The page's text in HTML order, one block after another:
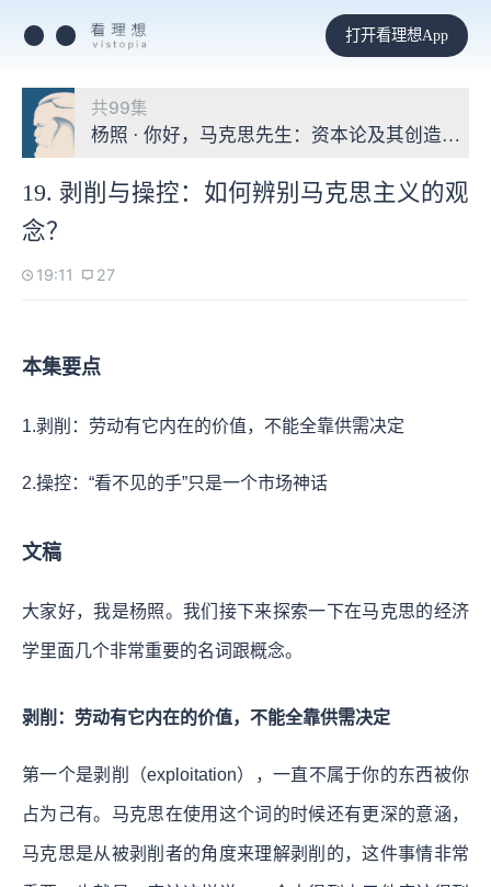
打开看理想App
共99集
杨照 · 你好，马克思先生：资本论及其创造的世
19. 剥削与操控：如何辨别马克思主义的观
念？
19:11 27
本集要点
1.剥削：劳动有它内在的价值，不能全靠供需决定
2.操控：“看不见的手”只是一个市场神话
文稿
大家好，我是杨照。我们接下来探索一下在马克思的经济
学里面几个非常重要的名词跟概念。
剥削：劳动有它内在的价值，不能全靠供需决定
第一个是剥削（exploitation），一直不属于你的东西被你
占为己有。马克思在使用这个词的时候还有更深的意涵，
马克思是从被剥削者的角度来理解剥削的，这件事情非常